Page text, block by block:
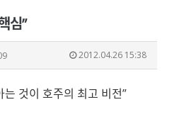
심”
2012.04.26 15:38
것이 호주의 최고 비전”